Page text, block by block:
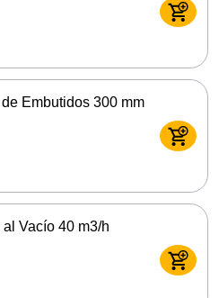
Embutidos 300 mm
Vacío 40 m3/h